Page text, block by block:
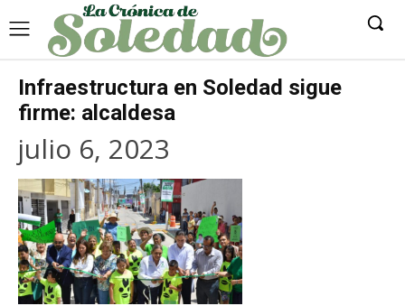
Infraestructura en Soledad sigue
firme: alcaldesa
julio 6, 2023